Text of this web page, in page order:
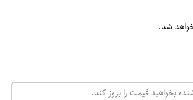
شد.
بخواهید قیمت را بروز کند.